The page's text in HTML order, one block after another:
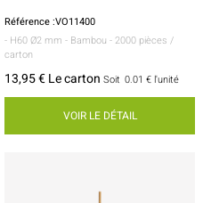
Référence :VO11400
- H60 Ø2 mm - Bambou - 2000 pièces /
carton
13,95 € Le carton Soit 0.01 € l'unité
VOIR LE DÉTAIL